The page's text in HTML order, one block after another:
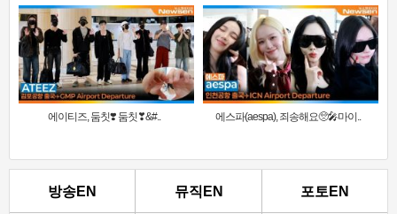
에이티즈, 둠칫❣️ 둠칫❣&#.. 에스파(aespa), 죄송해요🥺🎤마이..
방송EN 뮤직EN 포토EN